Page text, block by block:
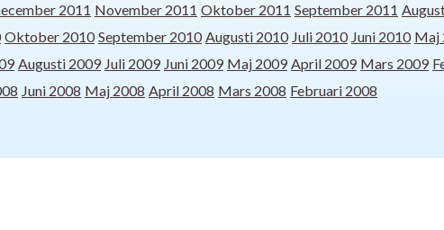
2011 November 2011 Oktober 2011 September 2011
Oktober 2010 September 2010 Augusti 2010 Juli 2010 Juni 2010 Maj
Augusti 2009 Juli 2009 Juni 2009 Maj 2009 April 2009 Mars 2009
Juni 2008 Maj 2008 April 2008 Mars 2008 Februari 2008